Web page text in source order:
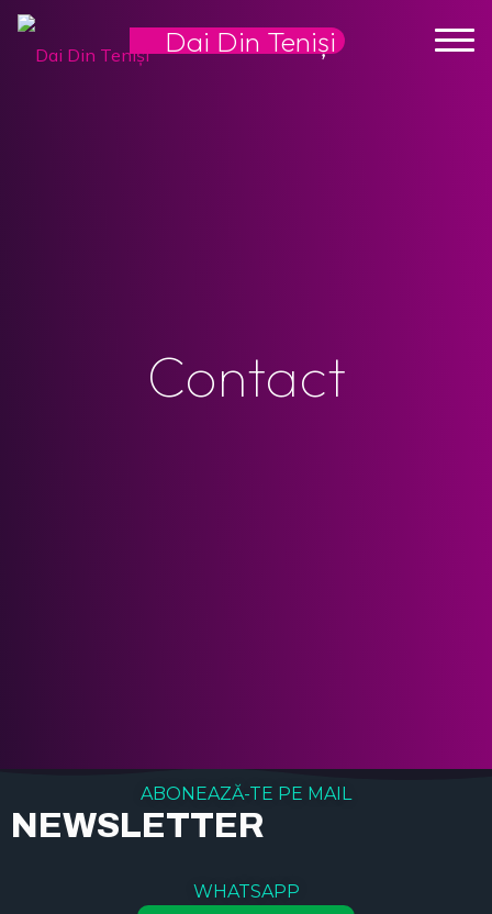
Dai Din Teniși
Contact
ABONEAZĂ-TE PE MAIL
NEWSLETTER
WHATSAPP